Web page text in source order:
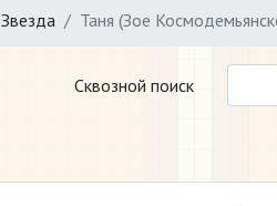
Звезда Таня (Зое
Сквозной поиск